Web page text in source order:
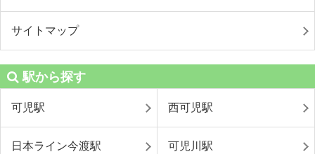
サイトマップ
駅から探す
可児駅 西可児駅
日本ライン今渡駅 可児川駅